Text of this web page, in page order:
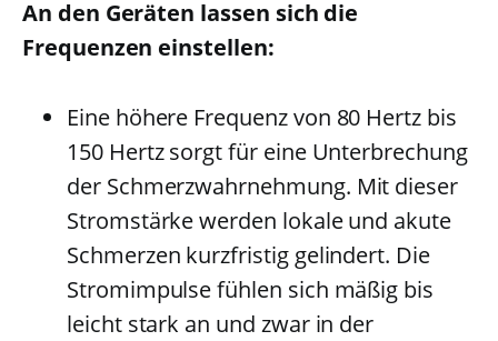
An den Geräten lassen sich die
Frequenzen einstellen:
Eine höhere Frequenz von 80 Hertz bis
150 Hertz sorgt für eine Unterbrechung
der Schmerzwahrnehmung. Mit dieser
Stromstärke werden lokale und akute
Schmerzen kurzfristig gelindert. Die
Stromimpulse fühlen sich mäßig bis
leicht stark an und zwar in der